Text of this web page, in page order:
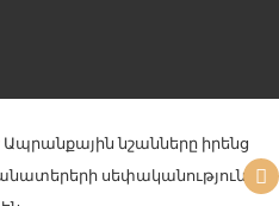
Ապրանքային նշանները իրենց
սեփականությունն